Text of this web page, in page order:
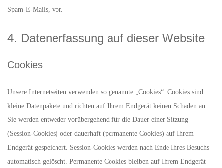
Spam-E-Mails, vor.
4. Datenerfassung auf dieser Website
Cookies
Unsere Internetseiten verwenden so genannte „Cookies“. Cookies sind
kleine Datenpakete und richten auf Ihrem Endgerät keinen Schaden an.
Sie werden entweder vorübergehend für die Dauer einer Sitzung
(Session-Cookies) oder dauerhaft (permanente Cookies) auf Ihrem
Endgerät gespeichert. Session-Cookies werden nach Ende Ihres Besuchs
automatisch gelöscht. Permanente Cookies bleiben auf Ihrem Endgerät